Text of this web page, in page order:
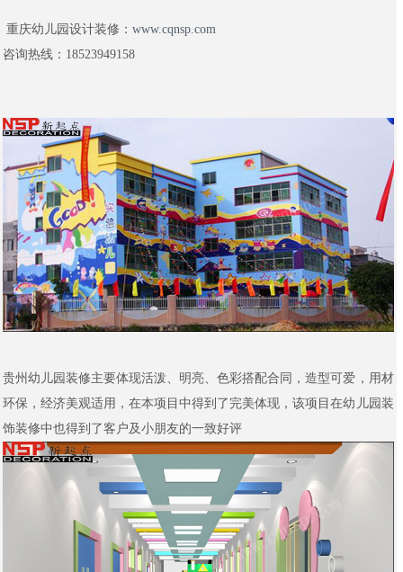
重庆幼儿园设计装修： www.cqnsp.com
咨询热线：18523949158
贵州幼儿园装修主要体现活泼、明亮、色彩搭配合同，造型可爱，用材
环保，经济美观适用，在本项目中得到了完美体现，该项目在幼儿园装
饰装修中也得到了客户及小朋友的一致好评